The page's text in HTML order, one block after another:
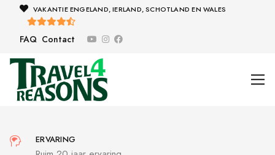
VAKANTIE ENGELAND, IERLAND, SCHOTLAND EN WALES
FAQ Contact
ERVARING